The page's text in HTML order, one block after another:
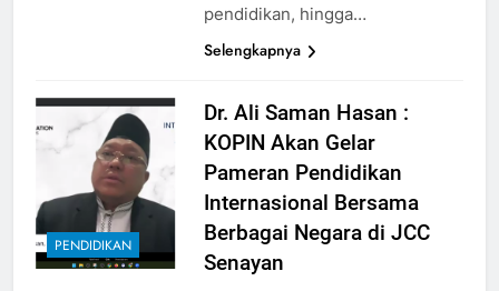
pendidikan, hingga…
Selengkapnya
PENDIDIKAN
Dr. Ali Saman Hasan :
KOPIN Akan Gelar
Pameran Pendidikan
Internasional Bersama
Berbagai Negara di JCC
Senayan